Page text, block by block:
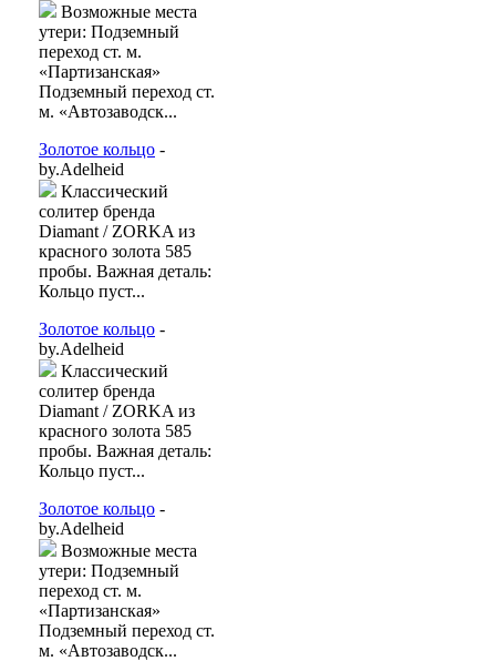
Возможные места
утери: Подземный
переход ст. м.
«Партизанская»
Подземный переход ст.
м. «Автозаводск...
Золотое кольцо -
by.Adelheid
Классический
солитер бренда
Diamant / ZORKA из
красного золота 585
пробы. Важная деталь:
Кольцо пуст...
Золотое кольцо -
by.Adelheid
Классический
солитер бренда
Diamant / ZORKA из
красного золота 585
пробы. Важная деталь:
Кольцо пуст...
Золотое кольцо -
by.Adelheid
Возможные места
утери: Подземный
переход ст. м.
«Партизанская»
Подземный переход ст.
м. «Автозаводск...